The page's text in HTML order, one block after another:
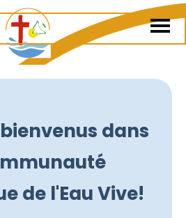
dans
de l'Eau Vive!